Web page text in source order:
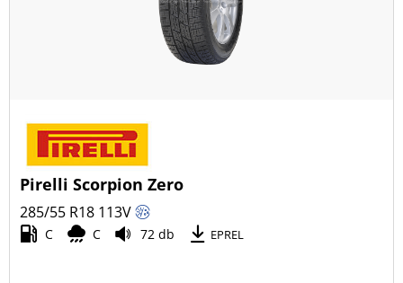
Pirelli Scorpion Zero
285/55 R18 113V
C C 72 db EPREL